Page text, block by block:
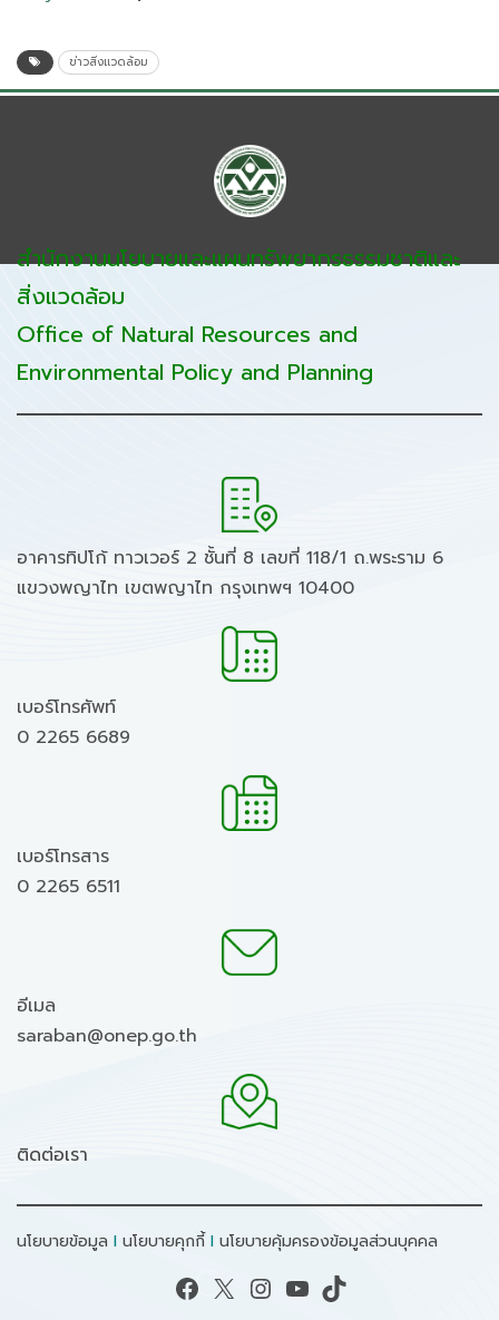
ข่าวสิ่งแวดล้อม
สำนักงานนโยบายและแผนทรัพยากรธรรมชาติและ
สิ่งแวดล้อม
Office of Natural Resources and
Environmental Policy and Planning
อาคารทิปโก้ ทาวเวอร์ 2 ชั้นที่ 8 เลขที่ 118/1 ถ.พระราม 6
แขวงพญาไท เขตพญาไท กรุงเทพฯ 10400
เบอร์โทรศัพท์
0 2265 6689
เบอร์โทรสาร
0 2265 6511
อีเมล
saraban@onep.go.th
ติดต่อเรา
นโยบายข้อมูล I นโยบายคุกกี้ I นโยบายคุ้มครองข้อมูลส่วนบุคคล
Facebook X Instagram YouTube TikTok